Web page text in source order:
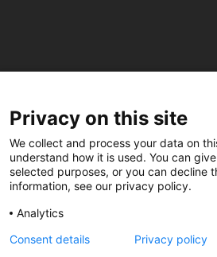
spccc@ spcgtcatalunya.cat
935 120 481
@CGTCatalunya
cgtcatalunya
Privacy on this site
We collect and process your data on
understand how it is used. You can
selected purposes, or you can decline
information, see our privacy policy.
Analytics
Consent details
Privacy policy